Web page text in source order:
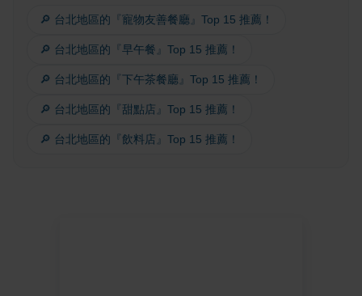
🔎 台北地區的『寵物友善餐廳』Top 15 推薦！
🔎 台北地區的『早午餐』Top 15 推薦！
🔎 台北地區的『下午茶餐廳』Top 15 推薦！
🔎 台北地區的『甜點店』Top 15 推薦！
🔎 台北地區的『飲料店』Top 15 推薦！